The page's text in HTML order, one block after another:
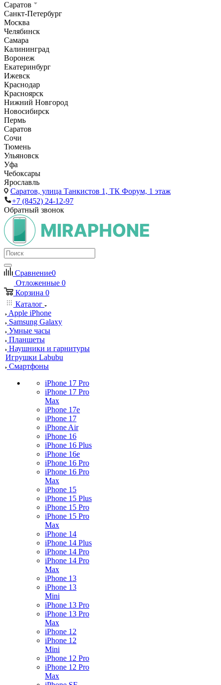
Саратов
Санкт-Петербург
Москва
Челябинск
Самара
Калининград
Воронеж
Екатеринбург
Ижевск
Краснодар
Красноярск
Нижний Новгород
Новосибирск
Пермь
Саратов
Сочи
Тюмень
Ульяновск
Уфа
Чебоксары
Ярославль
Саратов, улица Танкистов 1, ТК Форум, 1 этаж
+7 (8452) 24-12-97
Обратный звонок
Сравнение0
Отложенные 0
Корзина 0
Каталог
Apple iPhone
Samsung Galaxy
Умные часы
Планшеты
Наушники и гарнитуры
Игрушки Labubu
Смартфоны
iPhone 17 Pro
iPhone 17 Pro
Max
iPhone 17e
iPhone 17
iPhone Air
iPhone 16
iPhone 16 Plus
iPhone 16e
iPhone 16 Pro
iPhone 16 Pro
Max
iPhone 15
iPhone 15 Plus
iPhone 15 Pro
iPhone 15 Pro
Max
iPhone 14
iPhone 14 Plus
iPhone 14 Pro
iPhone 14 Pro
Max
iPhone 13
iPhone 13
Mini
iPhone 13 Pro
iPhone 13 Pro
Max
iPhone 12
iPhone 12
Mini
iPhone 12 Pro
iPhone 12 Pro
Max